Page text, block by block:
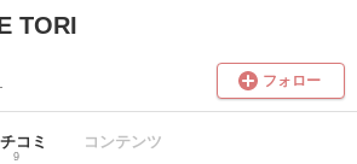
TORI
フォロー
コミ
9
コンテンツ